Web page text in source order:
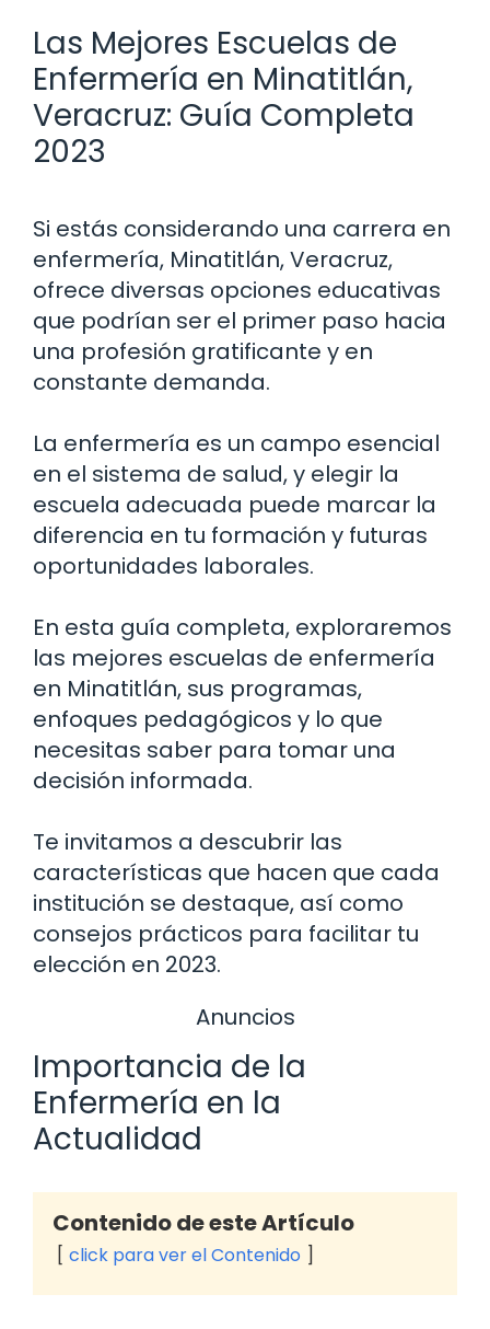
Las Mejores Escuelas de
Enfermería en Minatitlán,
Veracruz: Guía Completa
2023
Si estás considerando una carrera en
enfermería, Minatitlán, Veracruz,
ofrece diversas opciones educativas
que podrían ser el primer paso hacia
una profesión gratificante y en
constante demanda.
La enfermería es un campo esencial
en el sistema de salud, y elegir la
escuela adecuada puede marcar la
diferencia en tu formación y futuras
oportunidades laborales.
En esta guía completa, exploraremos
las mejores escuelas de enfermería
en Minatitlán, sus programas,
enfoques pedagógicos y lo que
necesitas saber para tomar una
decisión informada.
Te invitamos a descubrir las
características que hacen que cada
institución se destaque, así como
consejos prácticos para facilitar tu
elección en 2023.
Anuncios
Importancia de la
Enfermería en la
Actualidad
Contenido de este Artículo
click para ver el Contenido